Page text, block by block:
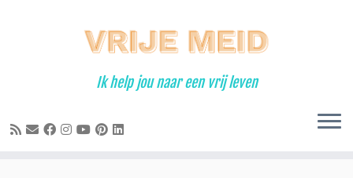
Ik help jou naar een vrij leven